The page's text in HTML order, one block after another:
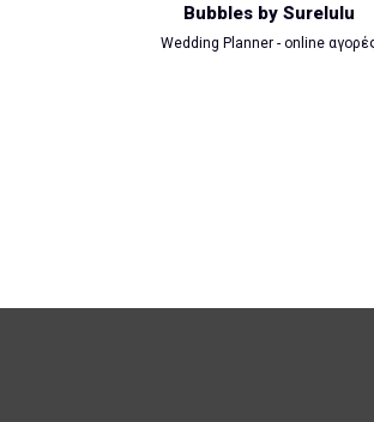
Bubbles by Surelulu
Wedding Planner - online